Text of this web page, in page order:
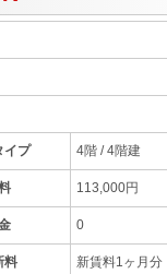
イプ 4階 / 4階建
113,000円
0
料 新賃料1ヶ月分